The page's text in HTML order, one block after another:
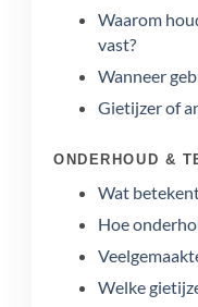
Waarom
vast?
Wanneer
Gietijzer of
ONDERHOUD &
Wat
Hoe
Welke